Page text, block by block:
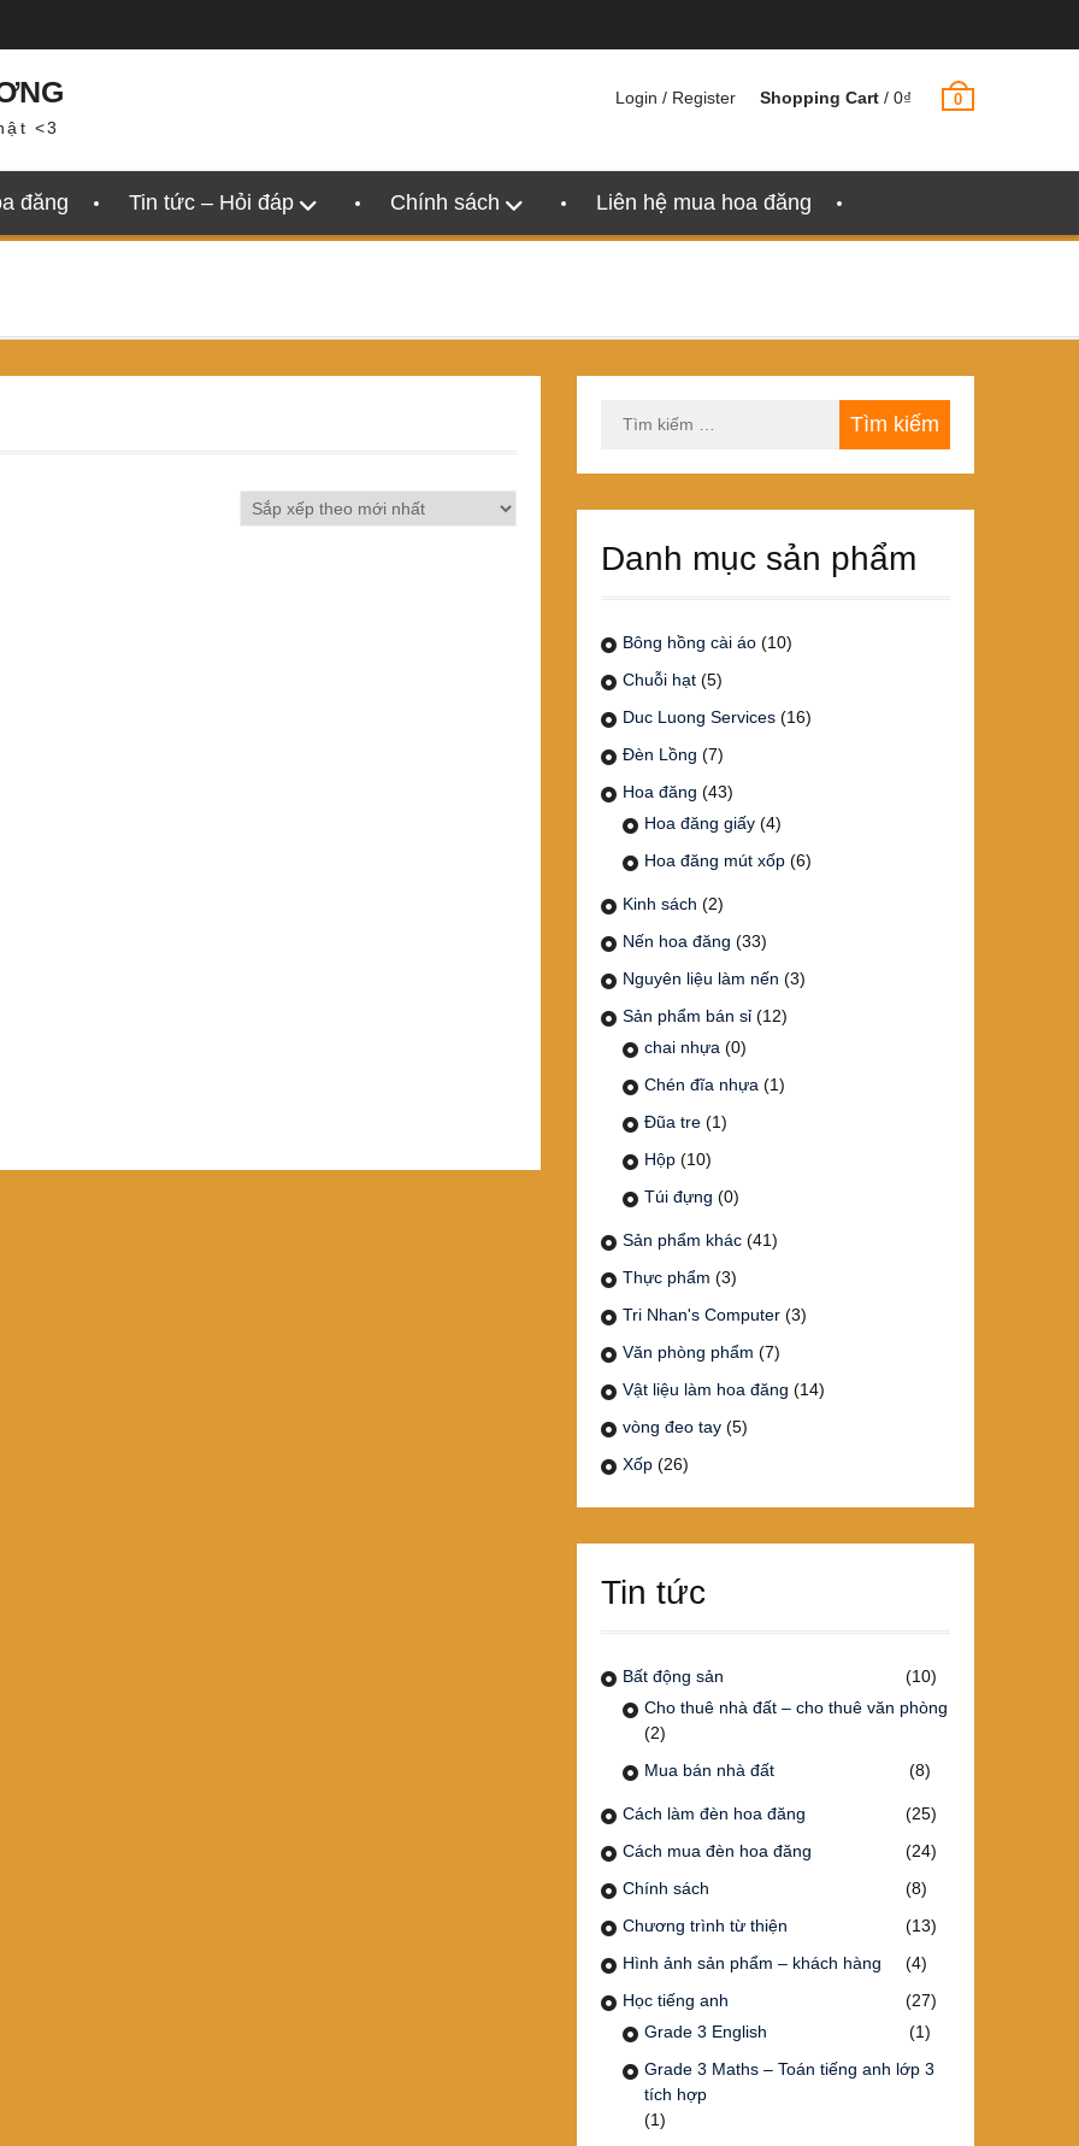
<3
Login / Register Shopping Cart / 0₫ 0
đăng Tin tức – Hỏi đáp Chính sách Liên hệ mua hoa đăng
kiếm
Danh mục sản phẩm
Bông hồng cài áo (10)
Chuỗi hạt (5)
Duc Luong Services (16)
Đèn Lồng (7)
Hoa đăng (43)
Hoa đăng giấy (4)
Hoa đăng mút xốp (6)
Kinh sách (2)
Nến hoa đăng (33)
Nguyên liệu làm nến (3)
Sản phẩm bán sỉ (12)
chai nhựa (0)
Chén đĩa nhựa (1)
Đũa tre (1)
Hộp (10)
Túi đựng (0)
Sản phẩm khác (41)
Thực phẩm (3)
Tri Nhan's Computer (3)
Văn phòng phẩm (7)
Vật liệu làm hoa đăng (14)
vòng đeo tay (5)
Xốp (26)
Tin tức
Bất động sản
(10)
Cho thuê nhà đất – cho thuê văn phòng
(2)
Mua bán nhà đất
(8)
Cách làm đèn hoa đăng
(25)
Cách mua đèn hoa đăng
(24)
Chính sách
(8)
Chương trình từ thiện
(13)
Hình ảnh sản phẩm – khách hàng
(4)
Học tiếng anh
(27)
Grade 3 English
(1)
Grade 3 Maths – Toán tiếng anh lớp 3
tích hợp
(1)